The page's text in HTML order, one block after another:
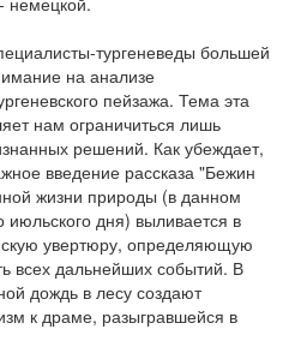
тургеневеды большей
на анализе
пейзажа. Тема эта
нам ограничиться лишь
решений. Как убеждает,
введение рассказа "Бежин
жизни природы (в данном
июльского дня) выливается в
увертюру, определяющую
всех дальнейших событий. В
дождь в лесу создают
к драме, разыгравшейся в